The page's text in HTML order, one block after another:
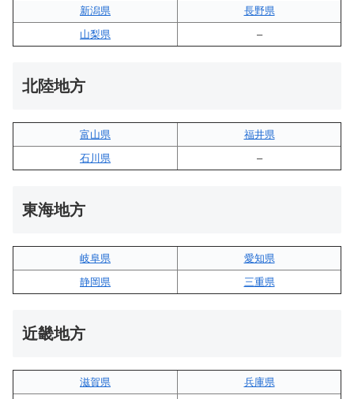
新潟県
長野県
山梨県
–
北陸地方
富山県
福井県
石川県
–
東海地方
岐阜県
愛知県
静岡県
三重県
近畿地方
滋賀県
兵庫県